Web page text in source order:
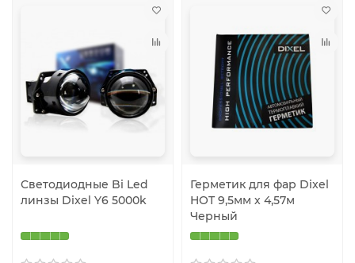
Светодиодные Bi Led
линзы Dixel Y6 5000k
Герметик для фар Dixel
HOT 9,5мм х 4,57м
Черный